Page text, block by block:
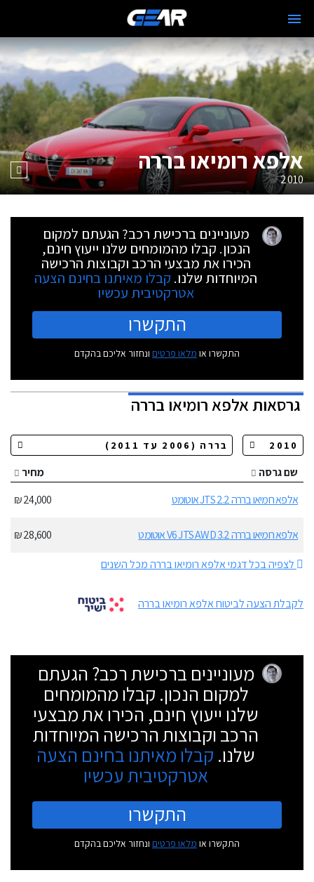
אלפא רומיאו בררה
2010
מעוניינים ברכישת רכב? הגעתם למקום
הנכון. קבלו מהמומחים שלנו ייעוץ חינם,
הכירו את מבצעי הרכב וקבוצות הרכישה
המיוחדות שלנו. קבלו מאיתנו בחינם הצעה
אטרקטיבית עכשיו
התקשרו
התקשרו או מלאו פרטים ונחזור אליכם בהקדם
גרסאותאלפא רומיאו בררה
שם גרסה
מחיר
אלפא רומיאו בררה 2.2 JTS אוטומט
24,000 ₪
אלפא רומיאו בררה 3.2 V6 JTS AWD אוטומט
28,600 ₪
לצפיה בכל דגמי אלפא רומיאו בררה מכל השנים
לקבלת הצעה לביטוח אלפא רומיאו בררה
מעוניינים ברכישת רכב? הגעתם
למקום הנכון. קבלו מהמומחים
שלנו ייעוץ חינם, הכירו את מבצעי
הרכב וקבוצות הרכישה המיוחדות
שלנו. קבלו מאיתנו בחינם הצעה
אטרקטיבית עכשיו
התקשרו
התקשרו או מלאו פרטים ונחזור אליכם בהקדם